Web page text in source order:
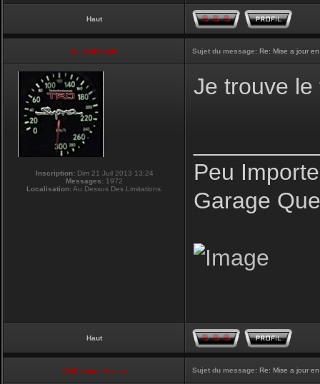
Haut
NikoLifeStyle Sujet du message: Re: Mise a jour
Inscription:Dim 21 Juil 2013 13:24
Messages: 1972
Localisation:Au Dessus Des Limitations.
Je trouve
Peu
Garage
Haut
Club Supra France Sujet du message: Re: Mise a jour